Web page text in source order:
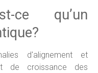
ce qu’un
d'alignement et
de croissance des